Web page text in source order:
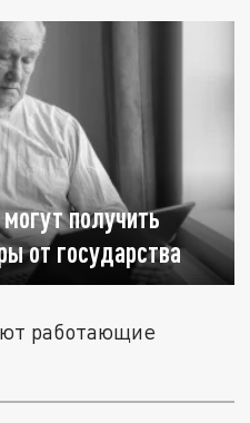
получить
от государства
работающие